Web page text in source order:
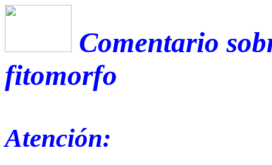
Comentario
fitomorfo
Atención: